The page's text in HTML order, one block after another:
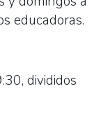
educadoras.
divididos